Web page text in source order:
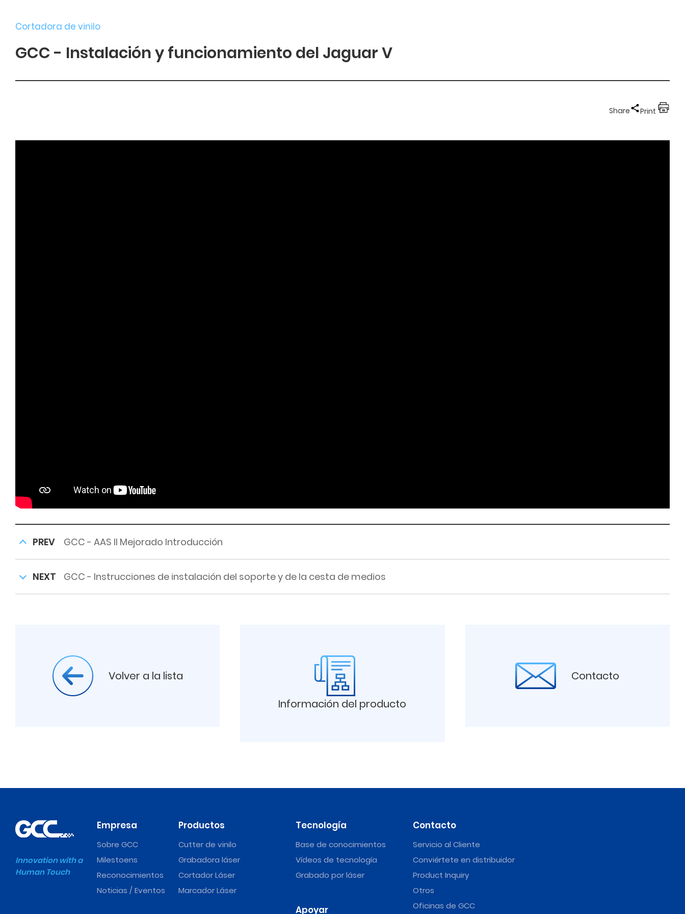
Cortadora de vinilo
GCC - Instalación y funcionamiento del Jaguar V
Share Print
PREV GCC - AAS II Mejorado Introducción
NEXT GCC - Instrucciones de instalación del soporte y de la cesta de medios
Volver a la lista
Información del producto
Contacto
Innovation with a
Human Touch
Empresa
Sobre GCC
Milestoens
Reconocimientos
Noticias / Eventos
Productos
Cutter de vinilo
Grabadora láser
Cortador Láser
Marcador Láser
Tecnología
Base de conocimientos
Vídeos de tecnología
Grabado por láser
Apoyar
Contacto
Servicio al Cliente
Conviértete en distribuidor
Product Inquiry
Otros
Oficinas de GCC